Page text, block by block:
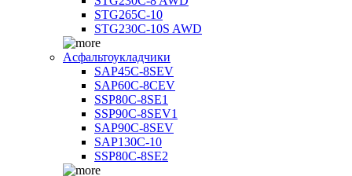
STG265C-10
STG230C-10S AWD
Асфальтоукладчики
SAP45С-8SEV
SAP60C-8CEV
SSP80C-8SE1
SSP90C-8SEV1
SAP90C-8SEV
SAP130C-10
SSP80C-8SE2